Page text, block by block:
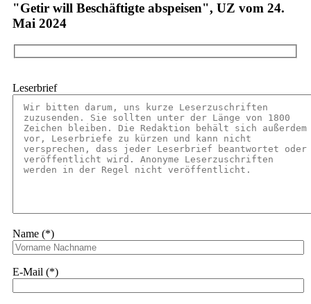
"Getir will Beschäftigte abspeisen", UZ vom 24.
Mai 2024
Leserbrief
Name (*)
E-Mail (*)